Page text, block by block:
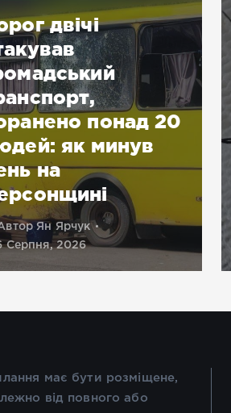
двічі
понад 20
як минув
на
Ян Ярчук
Серпня, 2026
має бути розміщене,
від повного або